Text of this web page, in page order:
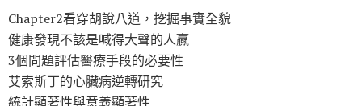
Chapter2看穿胡說八道，挖掘事實全貌
健康發現不該是喊得大聲的人贏
3個問題評估醫療手段的必要性
艾索斯丁的心臟病逆轉研究
統計顯著性與意義顯著性